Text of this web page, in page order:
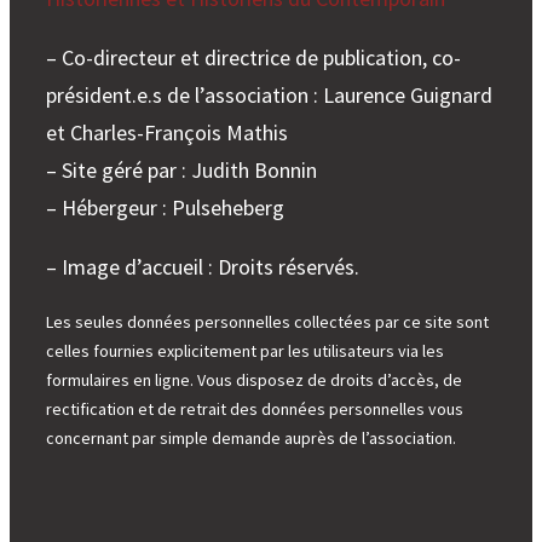
– Co-directeur et directrice de publication, co-
président.e.s de l’association : Laurence Guignard
et Charles-François Mathis
– Site géré par : Judith Bonnin
– Hébergeur : Pulseheberg
– Image d’accueil : Droits réservés.
Les seules données personnelles collectées par ce site sont
celles fournies explicitement par les utilisateurs via les
formulaires en ligne. Vous disposez de droits d’accès, de
rectification et de retrait des données personnelles vous
concernant par simple demande auprès de l’association.